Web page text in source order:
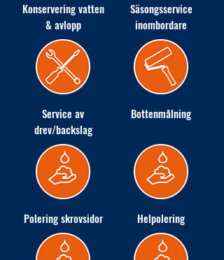
Konservering vatten
& avlopp
Säsongsservice
inombordare
Service av
drev/backslag
Bottenmålning
Polering skrovsidor Helpolering